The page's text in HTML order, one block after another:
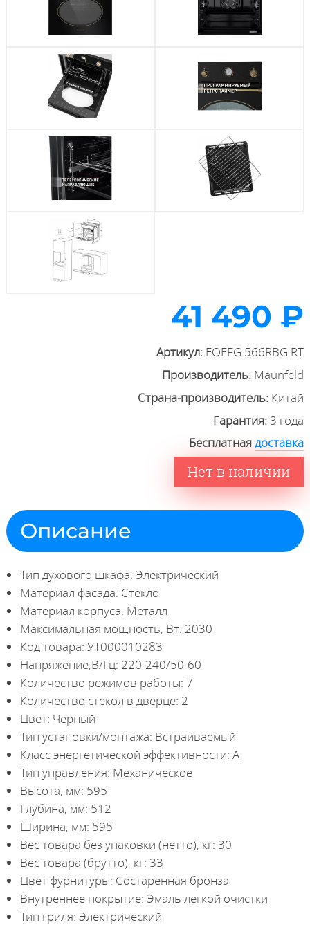
41 490 ₽
Артикул: EOEFG.566RBG.RT
Производитель: Maunfeld
Страна-производитель: Китай
Гарантия:3 года
Бесплатнаядоставка
Нет в наличии
Описание
Тип духового шкафа: Электрический
Материал фасада: Стекло
Материал корпуса: Металл
Максимальная мощность, Вт: 2030
Код товара: УТ000010283
Напряжение,В/Гц: 220-240/50-60
Количество режимов работы: 7
Количество стекол в дверце: 2
Цвет: Черный
Тип установки/монтажа: Встраиваемый
Класс энергетической эффективности: A
Тип управления: Механическое
Высота, мм: 595
Глубина, мм: 512
Ширина, мм: 595
Вес товара без упаковки (нетто), кг: 30
Вес товара (брутто), кг: 33
Цвет фурнитуры: Состаренная бронза
Внутреннее покрытие: Эмаль легкой очистки
Тип гриля: Электрический